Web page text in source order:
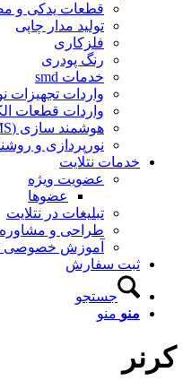
قطعات یدکی و
تولید مدار چاپی
فلزکاری
رنگ پودری
خدمات smd
واردات تجهیزات
واردات قطعات
هوشمند سازی (BMS)
نورپردازی و
خدمات نتلایت
عضویت ویژه
عضوها
تبلیغات در نتلایت
طراحی و مشاوره
آموزش خصوصی
ثبت سفارش
جستجو
منو منو
کرنر